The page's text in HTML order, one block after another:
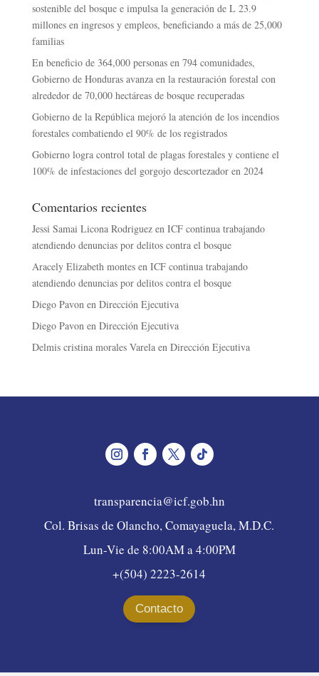
sostenible del bosque e impulsa la generación de L 23.9
millones en ingresos y empleos, beneficiando a más de 25,000
familias
En beneficio de 364,000 personas en 794 comunidades,
Gobierno de Honduras avanza en la restauración forestal con
alrededor de 70,000 hectáreas de bosque recuperadas
Gobierno de la República mejoró la atención de los incendios
forestales combatiendo el 90% de los registrados
Gobierno logra control total de plagas forestales y contiene el
100% de infestaciones del gorgojo descortezador en 2024
Comentarios recientes
Jessi Samai Licona Rodriguezen ICF continua trabajando
atendiendo denuncias por delitos contra el bosque
Aracely Elizabeth montesen ICF continua trabajando
atendiendo denuncias por delitos contra el bosque
Diego Pavonen Dirección Ejecutiva
Diego Pavonen Dirección Ejecutiva
Delmis cristina morales Varelaen Dirección Ejecutiva
transparencia@icf.gob.hn
Col. Brisas de Olancho, Comayaguela, M.D.C.
Lun-Vie de 8:00AM a 4:00PM
+(504) 2223-2614
Contacto